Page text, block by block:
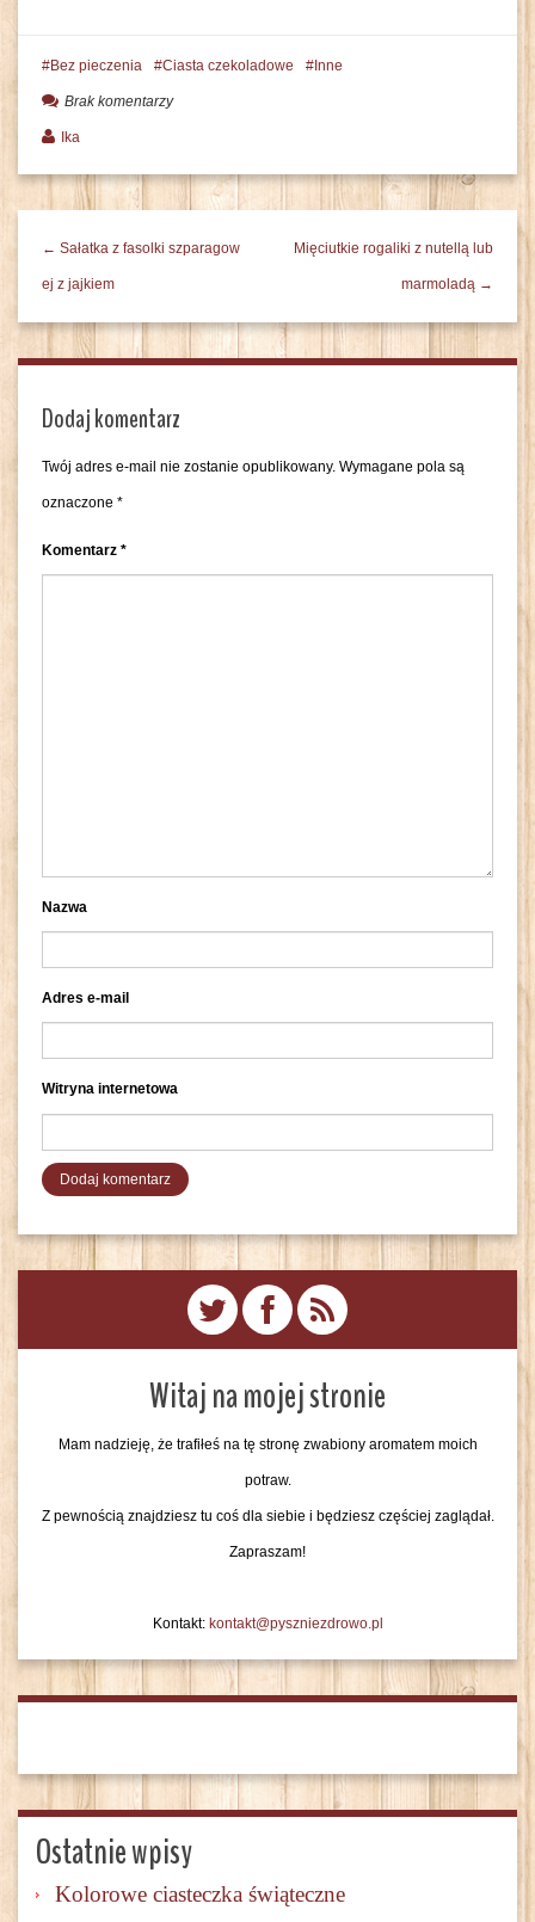
Bez pieczenia Ciasta czekoladowe Inne
Brak komentarzy
Ika
← Sałatka z fasolki szparagow
ej z jajkiem
Mięciutkie rogaliki z nutellą lub
marmoladą →
Dodaj komentarz
Twój adres e-mail nie zostanie opublikowany. Wymagane pola są
oznaczone *
Komentarz *
Nazwa
Adres e-mail
Witryna internetowa
Witaj na mojej stronie
Mam nadzieję, że trafiłeś na tę stronę zwabiony aromatem moich
potraw.
Z pewnością znajdziesz tu coś dla siebie i będziesz częściej zaglądał.
Zapraszam!
Kontakt: kontakt@pyszniezdrowo.pl
Ostatnie wpisy
Kolorowe ciasteczka świąteczne